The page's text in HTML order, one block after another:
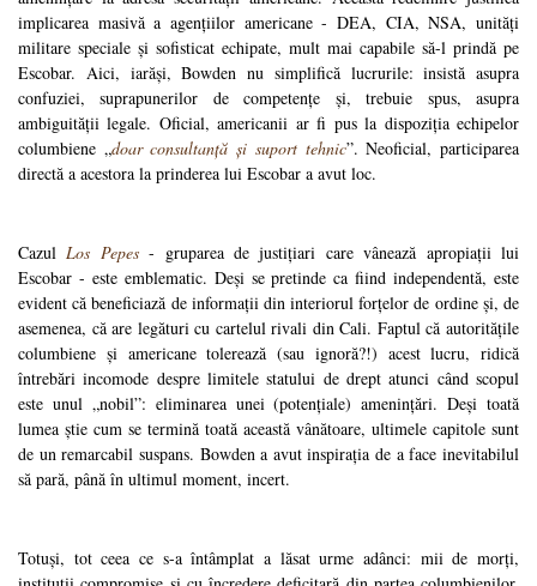
implicarea masivă a agențiilor americane - DEA, CIA, NSA, unități
militare speciale și sofisticat echipate, mult mai capabile să-l prindă pe
Escobar. Aici, iarăși, Bowden nu simplifică lucrurile: insistă asupra
confuziei, suprapunerilor de competențe și, trebuie spus, asupra
ambiguității legale. Oficial, americanii ar fi pus la dispoziția echipelor
columbiene „doar consultanță și suport tehnic”. Neoficial, participarea
directă a acestora la prinderea lui Escobar a avut loc.
CazulLos Pepes- gruparea de justițiari care vânează apropiații lui
Escobar - este emblematic. Deși se pretinde ca fiind independentă, este
evident că beneficiază de informații din interiorul forțelor de ordine și, de
asemenea, că are legături cu cartelul rivali din Cali. Faptul că autoritățile
columbiene și americane tolerează (sau ignoră?!) acest lucru, ridică
întrebări incomode despre limitele statului de drept atunci când scopul
este unul „nobil”: eliminarea unei (potențiale) amenințări. Deși toată
lumea știe cum se termină toată această vânătoare, ultimele capitole sunt
de un remarcabil suspans. Bowden a avut inspirația de a face inevitabilul
să pară, până în ultimul moment, incert.
Totuși, tot ceea ce s-a întâmplat a lăsat urme adânci: mii de morți,